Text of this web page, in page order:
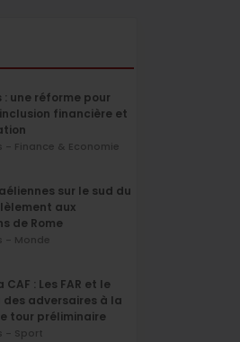
: une réforme pour
financière et
- Finance & Economie
sur le sud du
aux
de Rome
- Monde
: Les FAR et le
des adversaires à la
tour préliminaire
- Sport